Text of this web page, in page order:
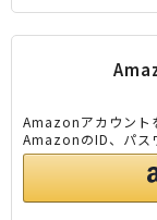
Amazonアカウント
AmazonのID、パス